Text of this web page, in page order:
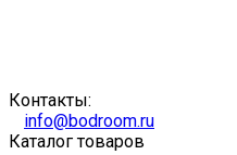
Контакты:
info@bodroom.ru
Каталог товаров